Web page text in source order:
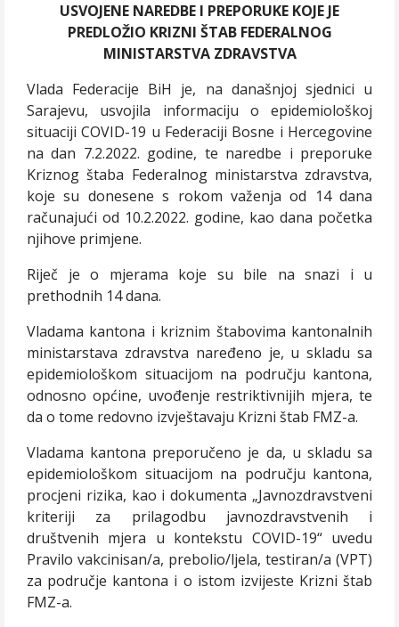
USVOJENE NAREDBE I PREPORUKE KOJE JE
PREDLOŽIO KRIZNI ŠTAB FEDERALNOG
MINISTARSTVA ZDRAVSTVA
Vlada Federacije BiH je, na današnjoj sjednici u
Sarajevu, usvojila informaciju o epidemiološkoj
situaciji COVID-19 u Federaciji Bosne i Hercegovine
na dan 7.2.2022. godine, te naredbe i preporuke
Kriznog štaba Federalnog ministarstva zdravstva,
koje su donesene s rokom važenja od 14 dana
računajući od 10.2.2022. godine, kao dana početka
njihove primjene.
Riječ je o mjerama koje su bile na snazi i u
prethodnih 14 dana.
Vladama kantona i kriznim štabovima kantonalnih
ministarstava zdravstva naređeno je, u skladu sa
epidemiološkom situacijom na području kantona,
odnosno općine, uvođenje restriktivnijih mjera, te
da o tome redovno izvještavaju Krizni štab FMZ-a.
Vladama kantona preporučeno je da, u skladu sa
epidemiološkom situacijom na području kantona,
procjeni rizika, kao i dokumenta „Javnozdravstveni
kriteriji za prilagodbu javnozdravstvenih i
društvenih mjera u kontekstu COVID-19“ uvedu
Pravilo vakcinisan/a, prebolio/ljela, testiran/a (VPT)
za područje kantona i o istom izvijeste Krizni štab
FMZ-a.